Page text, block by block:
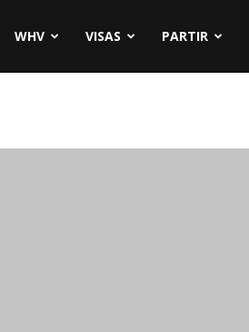
WHV VISAS PARTIR